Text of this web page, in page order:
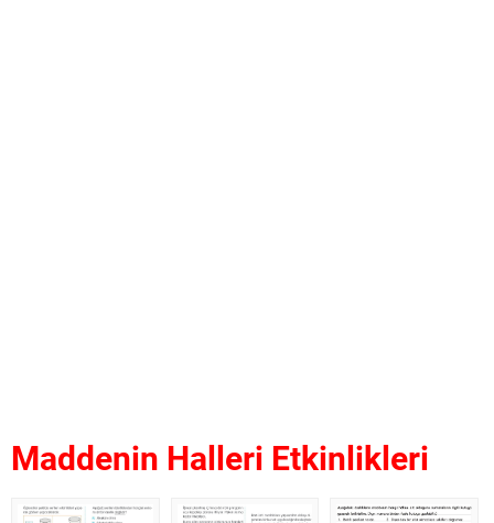
Maddenin Halleri Etkinlikleri